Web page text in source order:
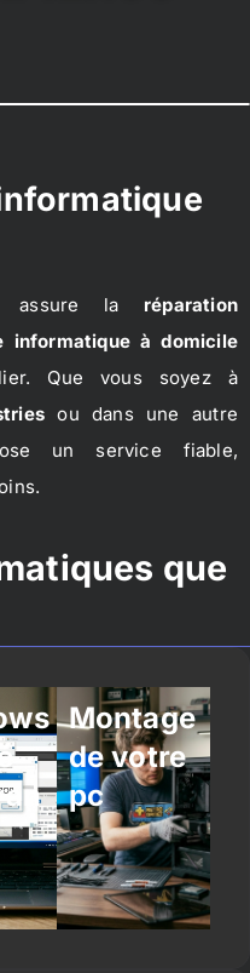
assure la réparation
informatique à domicile
Que vous soyez à
ou dans une autre
un service fiable,
que
Montage
de votre
pc